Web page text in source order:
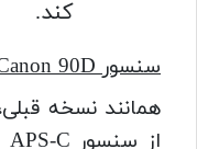
کند.
سنسور Canon 90D